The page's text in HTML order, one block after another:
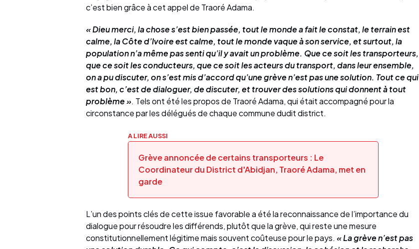
c’est bien grâce à cet appel de Traoré Adama.
« Dieu merci, la chose s’est bien passée, tout le monde a fait le constat, le terrain est
calme, la Côte d’Ivoire est calme, tout le monde vaque à son service, et surtout, la
population n’a même pas senti qu’il y avait un problème. Que ce soit les transporteurs,
que ce soit les conducteurs, que ce soit les acteurs du transport, dans leur ensemble,
on a pu discuter, on s’est mis d’accord qu’une grève n’est pas une solution. Tout ce qui
est bon, c’est de dialoguer, de discuter, et trouver des solutions qui donnent à tout
problème ». Tels ont été les propos de Traoré Adama, qui était accompagné pour la
circonstance par les délégués de chaque commune dudit district.
A LIRE AUSSI
Grève annoncée de certains transporteurs : Le
Coordinateur du District d'Abidjan, Traoré Adama, met en
garde
L’un des points clés de cette issue favorable a été la reconnaissance de l’importance du
dialogue pour résoudre les différends, plutôt que la grève, qui reste une mesure
constitutionnellement légitime mais souvent coûteuse pour le pays. « La grève n’est pas